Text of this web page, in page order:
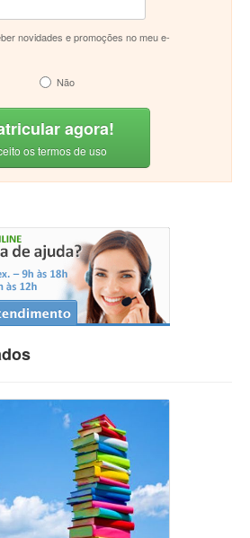
novidades e promoções no meu e-
Não
agora!
os termos de uso